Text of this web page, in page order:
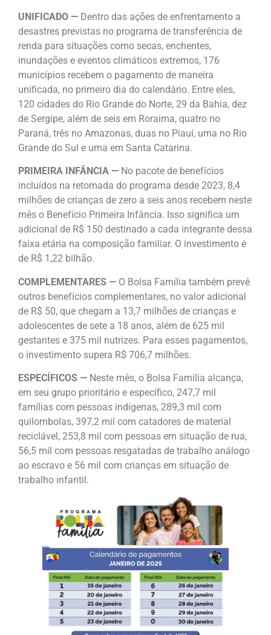
UNIFICADO — Dentro das ações de enfrentamento a
desastres previstas no programa de transferência de
renda para situações como secas, enchentes,
inundações e eventos climáticos extremos, 176
municípios recebem o pagamento de maneira
unificada, no primeiro dia do calendário. Entre eles,
120 cidades do Rio Grande do Norte, 29 da Bahia, dez
de Sergipe, além de seis em Roraima, quatro no
Paraná, três no Amazonas, duas no Piauí, uma no Rio
Grande do Sul e uma em Santa Catarina.
PRIMEIRA INFÂNCIA — No pacote de benefícios
incluídos na retomada do programa desde 2023, 8,4
milhões de crianças de zero a seis anos recebem neste
mês o Benefício Primeira Infância. Isso significa um
adicional de R$ 150 destinado a cada integrante dessa
faixa etária na composição familiar. O investimento é
de R$ 1,22 bilhão.
COMPLEMENTARES — O Bolsa Família também prevê
outros benefícios complementares, no valor adicional
de R$ 50, que chegam a 13,7 milhões de crianças e
adolescentes de sete a 18 anos, além de 625 mil
gestantes e 375 mil nutrizes. Para esses pagamentos,
o investimento supera R$ 706,7 milhões.
ESPECÍFICOS — Neste mês, o Bolsa Família alcança,
em seu grupo prioritário e específico, 247,7 mil
famílias com pessoas indígenas, 289,3 mil com
quilombolas, 397,2 mil com catadores de material
reciclável, 253,8 mil com pessoas em situação de rua,
56,5 mil com pessoas resgatadas de trabalho análogo
ao escravo e 56 mil com crianças em situação de
trabalho infantil.